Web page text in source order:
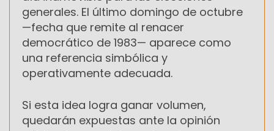
generales. El último domingo de octubre
—fecha que remite al renacer
democrático de 1983— aparece como
una referencia simbólica y
operativamente adecuada.
Si esta idea logra ganar volumen,
quedarán expuestas ante la opinión